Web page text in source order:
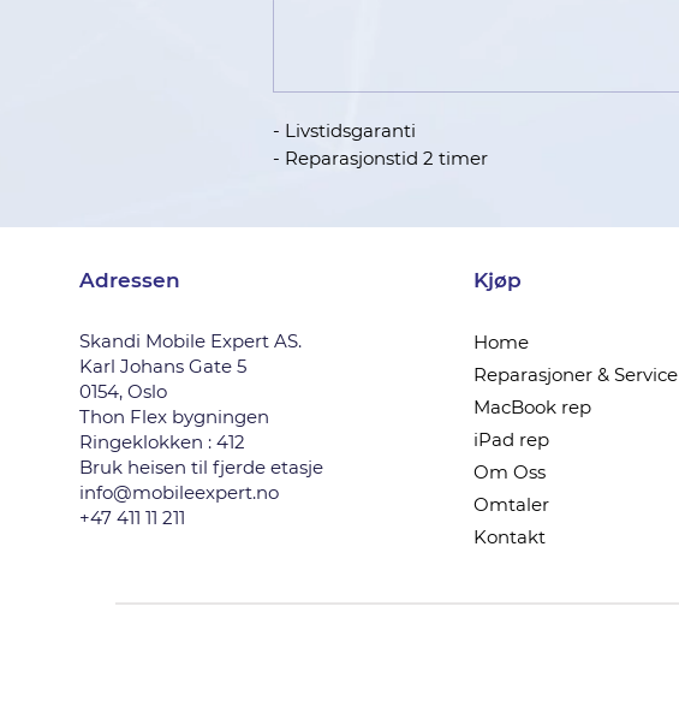
- Livstidsgaranti
- Reparasjonstid 2 timer
Adressen
Skandi Mobile Expert AS.
Karl Johans Gate 5
0154, Oslo
Thon Flex bygningen
Ringeklokken : 412
Bruk heisen til fjerde etasje
info@mobileexpert.no
+47 411 11 211
Kjøp
Home
Reparasjoner & Service
MacBook rep
iPad rep
Om Oss
Omtaler
Kontakt